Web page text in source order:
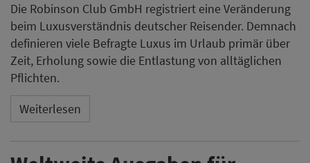
Die Robinson Club GmbH registriert eine Veränderung
beim Luxusverständnis deutscher Reisender. Demnach
definieren viele Befragte Luxus im Urlaub primär über
Zeit, Erholung sowie die Entlastung von alltäglichen
Pflichten.
Weiterlesen